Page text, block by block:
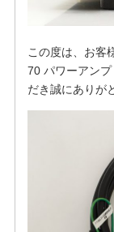
この度は、お客
70 パワーアン
だき誠にありが